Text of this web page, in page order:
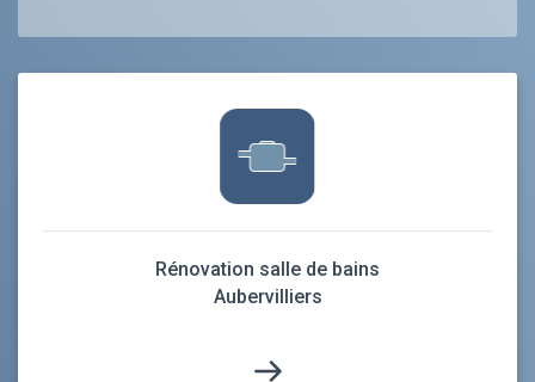
Rénovation salle de bains
Aubervilliers